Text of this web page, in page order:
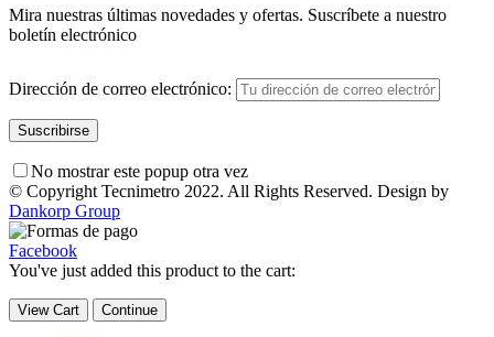
Mira nuestras últimas novedades y ofertas. Suscríbete a nuestro
boletín electrónico
Dirección de correo electrónico:
No mostrar este popup otra vez
© Copyright Tecnimetro 2022. All Rights Reserved. Design by
Dankorp Group
Facebook
You've just added this product to the cart:
View Cart Continue